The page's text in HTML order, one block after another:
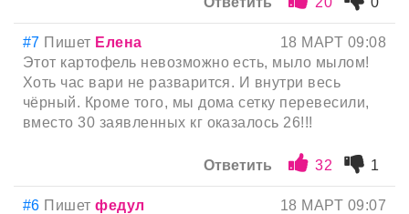
#7 Пишет Елена
18 МАРТ 09:08
Этот картофель невозможно есть, мыло мылом!
Хоть час вари не разварится. И внутри весь
чёрный. Кроме того, мы дома сетку перевесили,
вместо 30 заявленных кг оказалось 26!!!
Ответить 32 1
#6 Пишетфедул
18 МАРТ 09:07